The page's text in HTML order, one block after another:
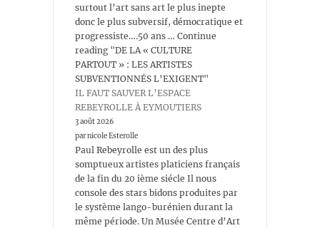
surtout l’art sans art le plus inepte
donc le plus subversif, démocratique et
progressiste….50 ans … Continue
reading "DE LA « CULTURE
PARTOUT » : LES ARTISTES
SUBVENTIONNÉS L’EXIGENT"
IL FAUT SAUVER L’ESPACE
REBEYROLLE À EYMOUTIERS
3 août 2026
par nicole Esterolle
Paul Rebeyrolle est un des plus
somptueux artistes platiciens français
de la fin du 20 ième siécle Il nous
console des stars bidons produites par
le système lango-burénien durant la
même période. Un Musée Centre d’Art